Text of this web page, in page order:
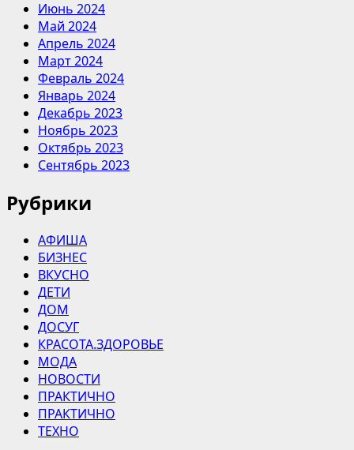
Июнь 2024
Май 2024
Апрель 2024
Март 2024
Февраль 2024
Январь 2024
Декабрь 2023
Ноябрь 2023
Октябрь 2023
Сентябрь 2023
Рубрики
АФИША
БИЗНЕС
ВКУСНО
ДЕТИ
ДОМ
ДОСУГ
КРАСОТА.ЗДОРОВЬЕ
МОДА
НОВОСТИ
ПРАКТИЧНО
ПРАКТИЧНО
ТЕХНО